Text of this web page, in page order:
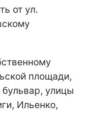
от ул.
площади,
улицы
Ильенко,